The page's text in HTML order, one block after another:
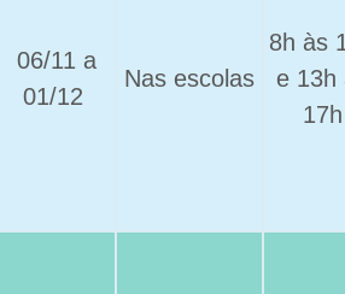
06/11 a
01/12
Nas escolas
8h às
e 13h
17h